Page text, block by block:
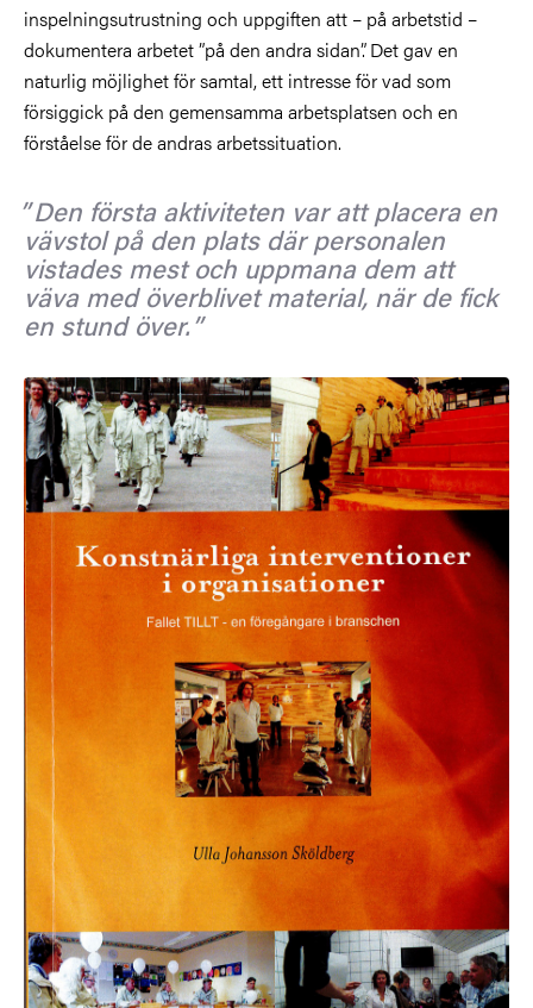
inspelningsutrustning och uppgiften att – på arbetstid –
dokumentera arbetet ”på den andra sidan”. Det gav en
naturlig möjlighet för samtal, ett intresse för vad som
försiggick på den gemensamma arbetsplatsen och en
förståelse för de andras arbetssituation.
Den första aktiviteten var att placera en
vävstol på den plats där personalen
vistades mest och uppmana dem att
väva med överblivet material, när de fick
en stund över.